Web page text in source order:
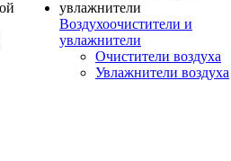
Воздухоочистители и
увлажнители
Очистители воздуха
Увлажнители воздуха